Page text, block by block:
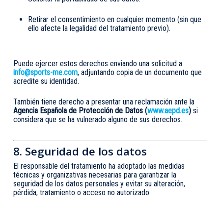
Retirar el consentimiento en cualquier momento (sin que
ello afecte la legalidad del tratamiento previo).
Puede ejercer estos derechos enviando una solicitud a
info@sports-me.com, adjuntando copia de un documento que
acredite su identidad.
También tiene derecho a presentar una reclamación ante la
Agencia Española de Protección de Datos (www.aepd.es)si
considera que se ha vulnerado alguno de sus derechos.
8. Seguridad de los datos
El responsable del tratamiento ha adoptado las medidas
técnicas y organizativas necesarias para garantizar la
seguridad de los datos personales y evitar su alteración,
pérdida, tratamiento o acceso no autorizado.